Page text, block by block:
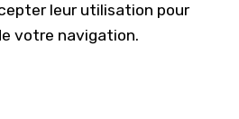
leur utilisation pour
votre navigation.